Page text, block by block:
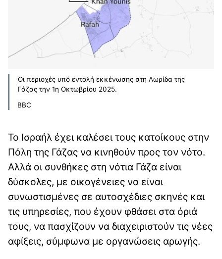
Οι περιοχές υπό εντολή εκκένωσης στη Λωρίδα της
Γάζας την 1η Οκτωβρίου 2025.
BBC
Το Ισραήλ έχει καλέσει τους κατοίκους στην
Πόλη της Γάζας να κινηθούν προς τον νότο.
Αλλά οι συνθήκες στη νότια Γάζα είναι
δύσκολες, με οικογένειες να είναι
συνωστισμένες σε αυτοσχέδιες σκηνές και
τις υπηρεσίες, που έχουν φθάσει στα όριά
τους, να πασχίζουν να διαχειριστούν τις νέες
αφίξεις, σύμφωνα με οργανώσεις αρωγής.